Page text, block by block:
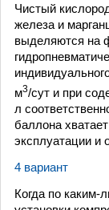
Чистый
железа и
выделяются на
м3/сут и при
л
баллона
эксплуатации и
4 вариант
Когда по каким-